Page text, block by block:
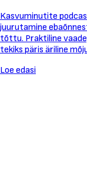
Kasvuminutite
juurutamine
tõttu. Praktiline
tekiks päris äriline
Loe edasi